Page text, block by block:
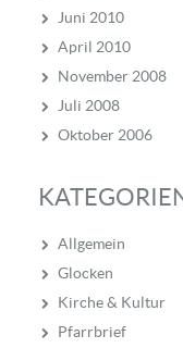
Juni 2010
April 2010
November 2008
Juli 2008
Oktober 2006
Allgemein
Glocken
Kirche & Kultur
Pfarrbrief